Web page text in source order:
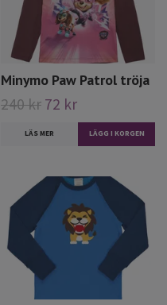
Minymo Paw Patrol tröja
240 kr 72 kr
LÄS MER LÄGG I KORGEN